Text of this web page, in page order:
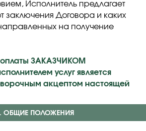
Исполнитель предлагает
заключения Договора и каких
на получение
ЗАКАЗЧИКОМ
услуг является
акцептом настоящей
ОБЩИЕ ПОЛОЖЕНИЯ